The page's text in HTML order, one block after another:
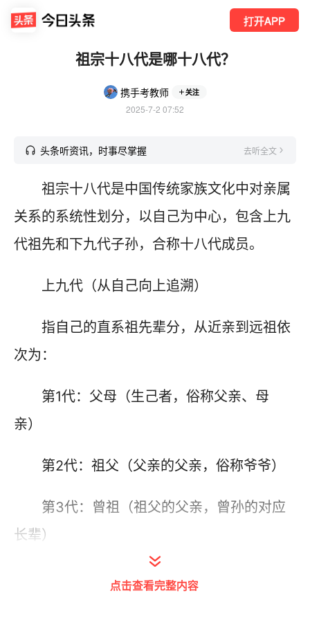
打开APP
祖宗十八代是哪十八代？
携手考教师 关注
2025-7-2 07:52
头条听资讯，时事尽掌握 去听全文
祖宗十八代是中国传统家族文化中对亲属
关系的系统性划分，以自己为中心，包含上九
代祖先和下九代子孙，合称十八代成员。
上九代（从自己向上追溯）
指自己的直系祖先辈分，从近亲到远祖依
次为：
第1代：父母（生己者，俗称父亲、母
亲）
第2代：祖父（父亲的父亲，俗称爷爷）
第3代：曾祖（祖父的父亲，曾孙的对应
长辈）
第4代：高祖（曾祖的父亲，家族中显赫
点击查看完整内容